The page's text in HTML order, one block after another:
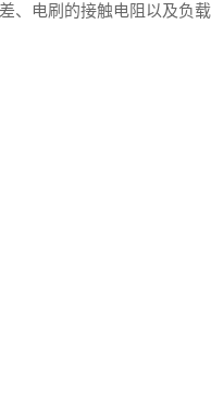
、电刷的接触电阻以及负